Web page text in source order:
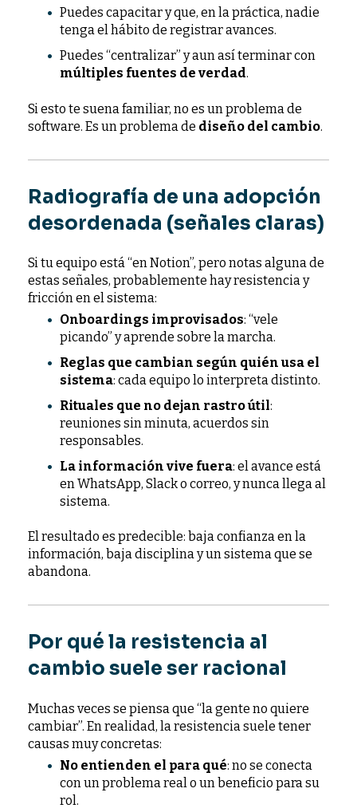
Puedes capacitar y que, en la práctica, nadie
tenga el hábito de registrar avances.
Puedes “centralizar” y aun así terminar con
múltiples fuentes de verdad.
Si esto te suena familiar, no es un problema de
software. Es un problema de diseño del cambio.
Radiografía de una adopción
desordenada (señales claras)
Si tu equipo está “en Notion”, pero notas alguna de
estas señales, probablemente hay resistencia y
fricción en el sistema:
Onboardings improvisados: “vele
picando” y aprende sobre la marcha.
Reglas que cambian según quién usa el
sistema: cada equipo lo interpreta distinto.
Rituales que no dejan rastro útil:
reuniones sin minuta, acuerdos sin
responsables.
La información vive fuera: el avance está
en WhatsApp, Slack o correo, y nunca llega al
sistema.
El resultado es predecible: baja confianza en la
información, baja disciplina y un sistema que se
abandona.
Por qué la resistencia al
cambio suele ser racional
Muchas veces se piensa que “la gente no quiere
cambiar”. En realidad, la resistencia suele tener
causas muy concretas:
No entienden el para qué: no se conecta
con un problema real o un beneficio para su
rol.